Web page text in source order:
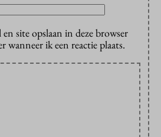
site opslaan in deze browser
wanneer ik een reactie plaats.